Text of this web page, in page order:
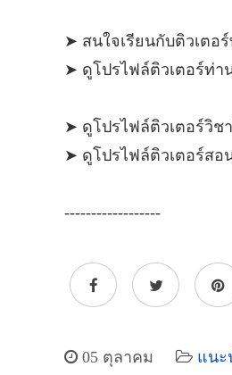
➤ สนใจเรียนกับติวเตอ
➤ ดูโปรไฟล์ติวเตอร์ท่า
➤ ดูโปรไฟล์ติวเตอร์วิช
➤ ดูโปรไฟล์ติวเตอร์ส
------------------
05 ตุลาคม แนะ